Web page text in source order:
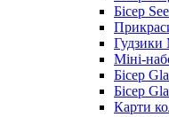
Бісер
Гудзики
Міні-
Бісер
Бісер
Карти